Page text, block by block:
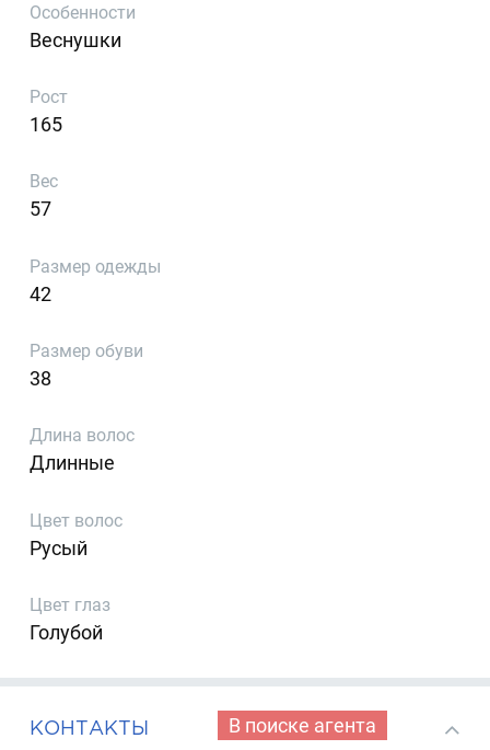
Особенности
Веснушки
Рост
165
Вес
57
Размер одежды
42
Размер обуви
38
Длина волос
Длинные
Цвет волос
Русый
Цвет глаз
Голубой
КОНТАКТЫ В поиске агента